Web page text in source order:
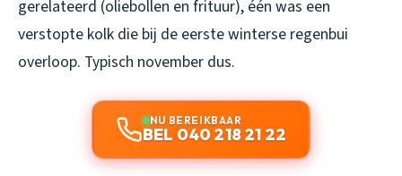
gerelateerd (oliebollen en frituur), één was een
verstopte kolk die bij de eerste winterse regenbui
overloop. Typisch november dus.
NU BEREIKBAAR
BEL 040 218 21 22